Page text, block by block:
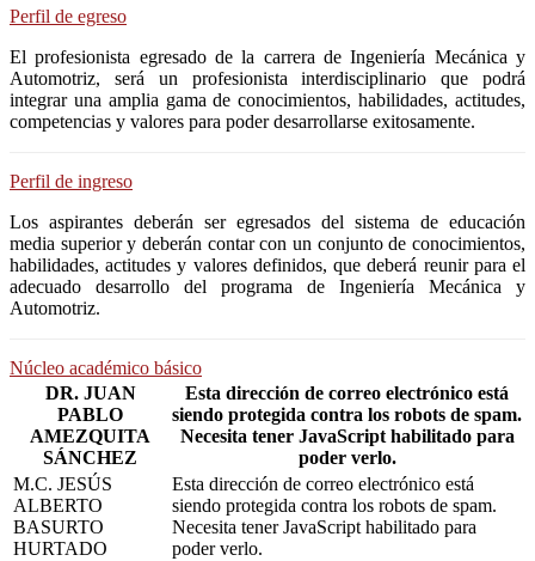
Perfil de egreso
El profesionista egresado de la carrera de Ingeniería Mecánica y
Automotriz, será un profesionista interdisciplinario que podrá
integrar una amplia gama de conocimientos, habilidades, actitudes,
competencias y valores para poder desarrollarse exitosamente.
Perfil de ingreso
Los aspirantes deberán ser egresados del sistema de educación
media superior y deberán contar con un conjunto de conocimientos,
habilidades, actitudes y valores definidos, que deberá reunir para el
adecuado desarrollo del programa de Ingeniería Mecánica y
Automotriz.
Núcleo académico básico
DR. JUAN
PABLO
AMEZQUITA
SÁNCHEZ
Esta dirección de correo electrónico está
siendo protegida contra los robots de spam.
Necesita tener JavaScript habilitado para
poder verlo.
M.C. JESÚS
ALBERTO
BASURTO
HURTADO
Esta dirección de correo electrónico está
siendo protegida contra los robots de spam.
Necesita tener JavaScript habilitado para
poder verlo.